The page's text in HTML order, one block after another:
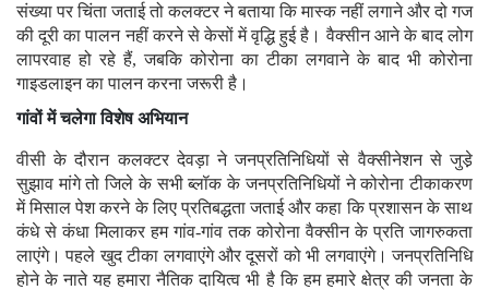
संख्या पर चिंता जताई तो कलक्टर ने बताया कि मास्क नहीं लगाने और दो गज
की दूरी का पालन नहीं करने से केसों में वृद्धि हुई है। वैक्सीन आने के बाद लोग
लापरवाह हो रहे हैं, जबकि कोरोना का टीका लगवाने के बाद भी कोरोना
गाइडलाइन का पालन करना जरूरी है।
गांवों में चलेगा विशेष अभियान
वीसी के दौरान कलक्टर देवड़ा ने जनप्रतिनिधियों से वैक्सीनेशन से जुडे़
सुझाव मांगे तो जिले के सभी ब्लॉक के जनप्रतिनिधियों ने कोरोना टीकाकरण
में मिसाल पेश करने के लिए प्रतिबद्धता जताई और कहा कि प्रशासन के साथ
कंधे से कंधा मिलाकर हम गांव-गांव तक कोरोना वैक्सीन के प्रति जागरुकता
लाएंगे। पहले खुद टीका लगवाएंगे और दूसरों को भी लगवाएंगे। जनप्रतिनिधि
होने के नाते यह हमारा नैतिक दायित्व भी है कि हम हमारे क्षेत्र की जनता के